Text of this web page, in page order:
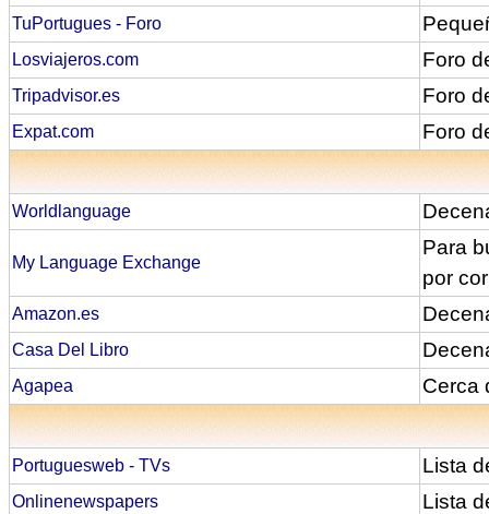
TuPortugues - Foro
Losviajeros.com Foro
Tripadvisor.es Foro
Expat.com Foro
Worldlanguage
My Language Exchange
Para
por
Amazon.es
Casa Del Libro
Agapea Cerca
Portuguesweb - TVs Lista
Onlinenewspapers Lista